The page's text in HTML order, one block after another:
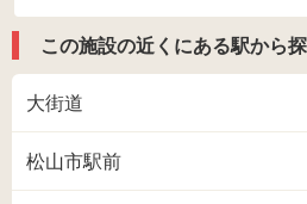
この施設の近くにある駅から
大街道
松山市駅前